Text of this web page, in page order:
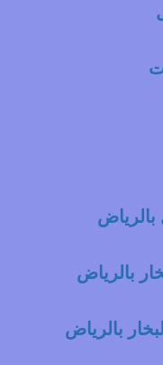
بالرياض
بالرياض